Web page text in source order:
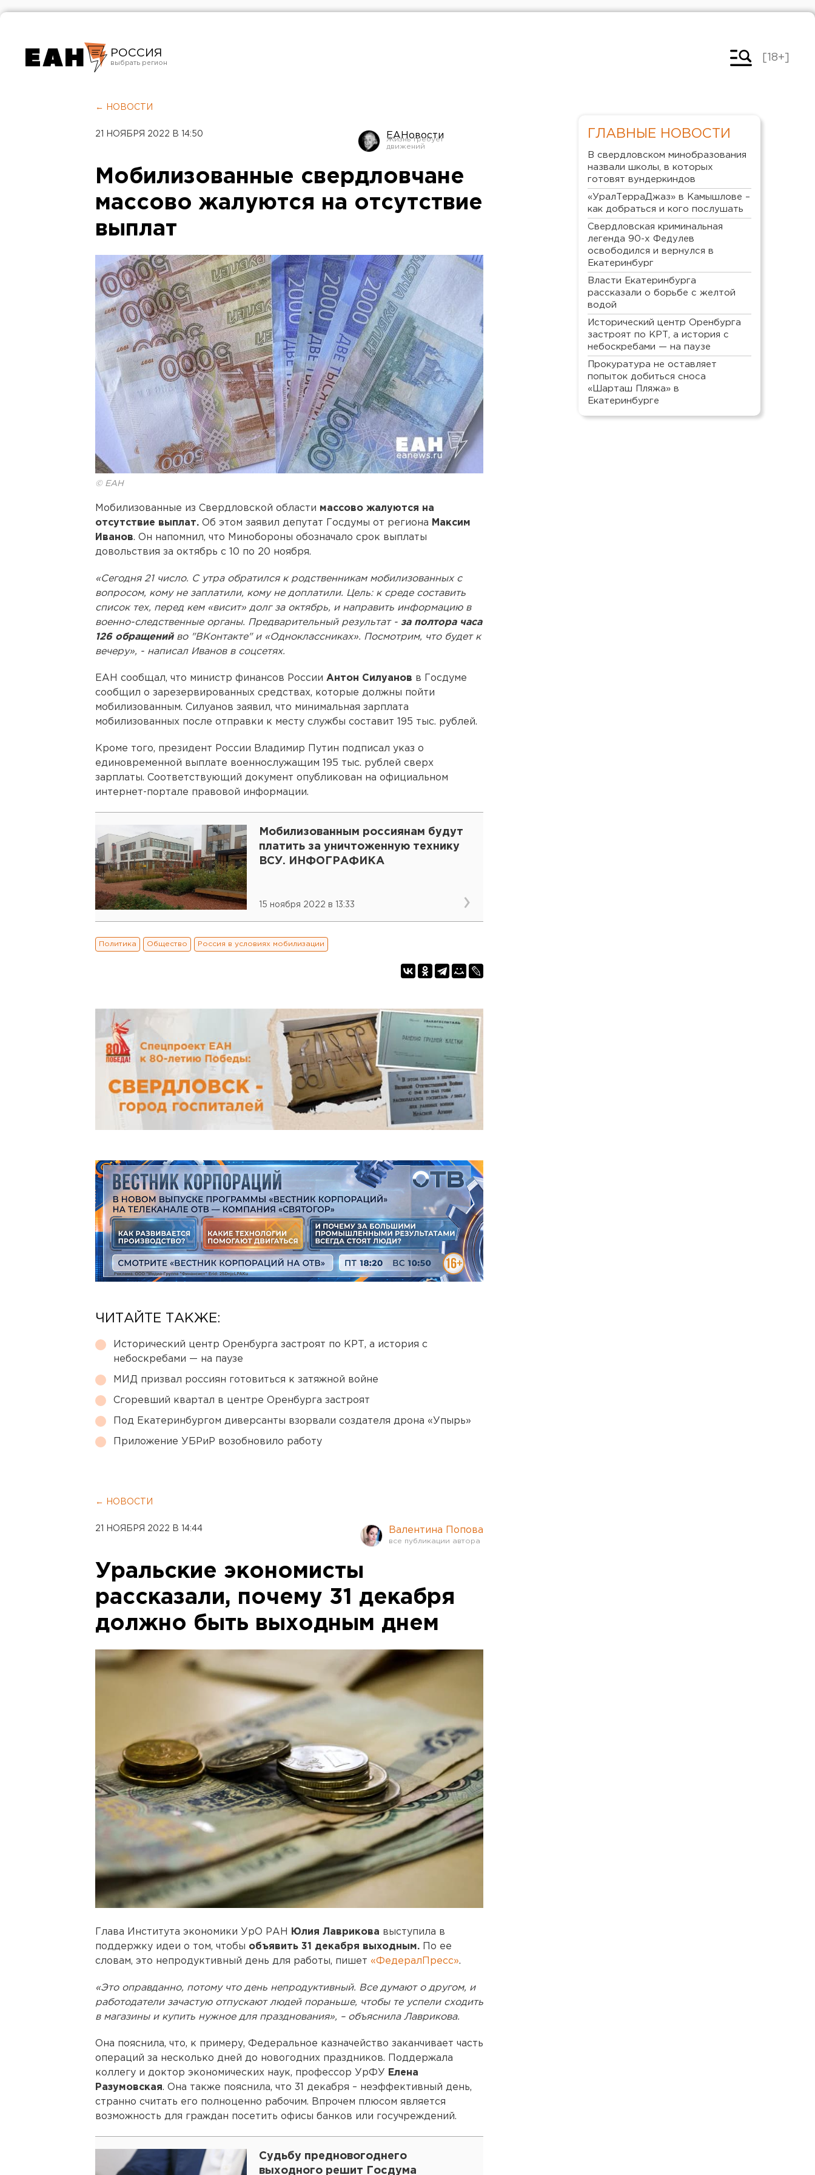
РОССИЯ
Челябинск
[18+]
← НОВОСТИ
21 НОЯБРЯ 2022 В 14:50 ЕАНовости
Мобилизованные свердловчане
массово жалуются на отсутствие
выплат
© ЕАН
Мобилизованные из Свердловской области массово жалуются на
отсутствие выплат. Об этом заявил депутат Госдумы от региона Максим
Иванов. Он напомнил, что Минобороны обозначало срок выплаты
довольствия за октябрь с 10 по 20 ноября.
«Сегодня 21 число. С утра обратился к родственникам мобилизованных с
вопросом, кому не заплатили, кому не доплатили. Цель: к среде составить
список тех, перед кем «висит» долг за октябрь, и направить информацию в
военно-следственные органы. Предварительный результат - за полтора часа
126 обращенийво "ВКонтакте" и «Одноклассниках». Посмотрим, что будет к
вечеру», - написал Иванов в соцсетях.
ЕАН сообщал, что министр финансов России Антон Силуанов в Госдуме
сообщил о зарезервированных средствах, которые должны пойти
мобилизованным. Силуанов заявил, что минимальная зарплата
мобилизованных после отправки к месту службы составит 195 тыс. рублей.
Кроме того, президент России Владимир Путин подписал указ о
единовременной выплате военнослужащим 195 тыс. рублей сверх
зарплаты. Соответствующий документ опубликован на официальном
интернет-портале правовой информации.
Мобилизованным россиянам будут
платить за уничтоженную технику
ВСУ. ИНФОГРАФИКА
15 ноября 2022 в 13:33
Политика Общество Россия в условиях мобилизации
ЧИТАЙТЕ ТАКЖЕ:
Исторический центр Оренбурга застроят по КРТ, а история с
небоскребами — на паузе
МИД призвал россиян готовиться к затяжной войне
Сгоревший квартал в центре Оренбурга застроят
Под Екатеринбургом диверсанты взорвали создателя дрона «Упырь»
Приложение УБРиР возобновило работу
← НОВОСТИ
21 НОЯБРЯ 2022 В 14:44 Валентина Попова
Уральские экономисты
рассказали, почему 31 декабря
должно быть выходным днем
Глава Института экономики УрО РАН Юлия Лаврикова выступила в
поддержку идеи о том, чтобы объявить 31 декабря выходным. По ее
словам, это непродуктивный день для работы, пишет «ФедералПресс».
«Это оправданно, потому что день непродуктивный. Все думают о другом, и
работодатели зачастую отпускают людей пораньше, чтобы те успели сходить
в магазины и купить нужное для празднования», – объяснила Лаврикова.
Она пояснила, что, к примеру, Федеральное казначейство заканчивает часть
операций за несколько дней до новогодних праздников. Поддержала
коллегу и доктор экономических наук, профессор УрФУ
Елена
Разумовская. Она также пояснила, что 31 декабря – неэффективный день,
странно считать его полноценно рабочим. Впрочем плюсом является
возможность для граждан посетить офисы банков или госучреждений.
Судьбу предновогоднего
выходного решит Госдума
ГЛАВНЫЕ НОВОСТИ
В свердловском минобразования
назвали школы, в которых
готовят вундеркиндов
«УралТерраДжаз» в Камышлове –
как добраться и кого послушать
Свердловская криминальная
легенда 90-х Федулев
освободился и вернулся в
Екатеринбург
Власти Екатеринбурга
рассказали о борьбе с желтой
водой
Исторический центр Оренбурга
застроят по КРТ, а история с
небоскребами — на паузе
Прокуратура не оставляет
попыток добиться сноса
«Шарташ Пляжа» в
Екатеринбурге